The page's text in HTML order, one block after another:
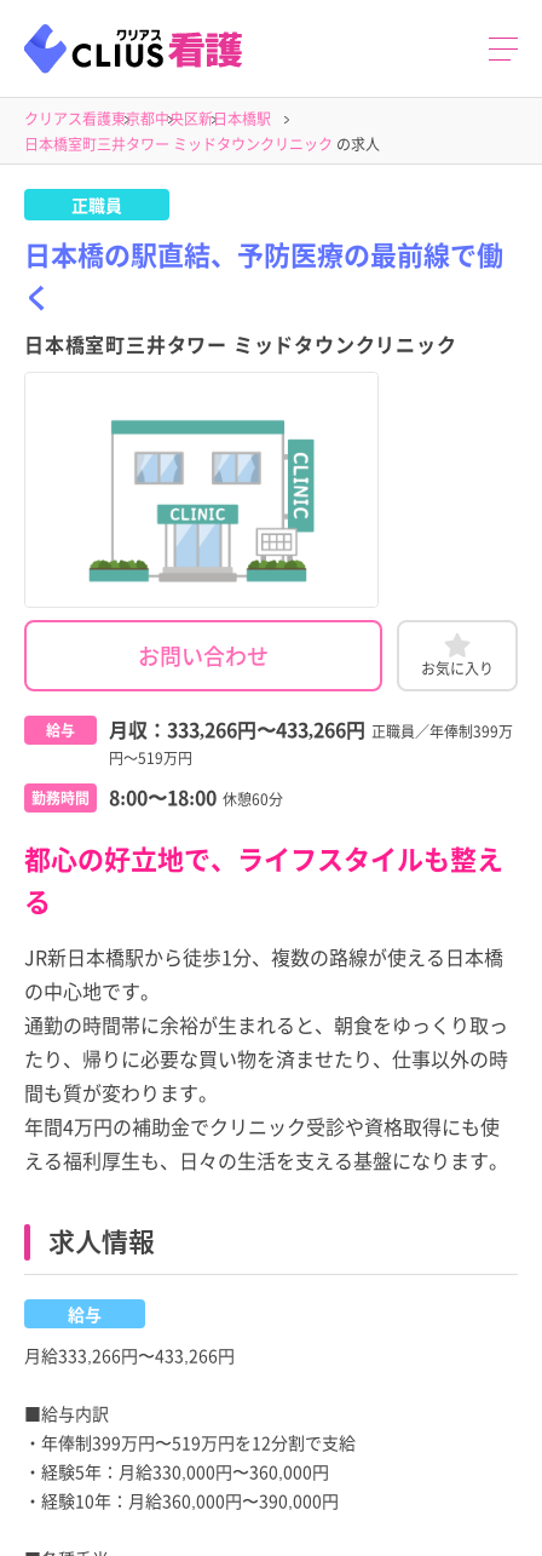
クリアス看護東京都中央区新日本橋駅
日本橋室町三井タワー ミッドタウンクリニック の求人
正職員
日本橋の駅直結、予防医療の最前線で働
く
日本橋室町三井タワー ミッドタウンクリニック
お問い合わせ お気に入り
給与 月収： 333,266円〜433,266円 正職員／年俸制399万
円～519万円
勤務時間
8:00〜18:00 休憩60分
都心の好立地で、ライフスタイルも整え
る
JR新日本橋駅から徒歩1分、複数の路線が使える日本橋
の中心地です。
通勤の時間帯に余裕が生まれると、朝食をゆっくり取っ
たり、帰りに必要な買い物を済ませたり、仕事以外の時
間も質が変わります。
年間4万円の補助金でクリニック受診や資格取得にも使
える福利厚生も、日々の生活を支える基盤になります。
求人情報
給与
月給333,266円〜433,266円
■給与内訳
・年俸制399万円〜519万円を12分割で支給
・経験5年：月給330,000円〜360,000円
・経験10年：月給360,000円〜390,000円